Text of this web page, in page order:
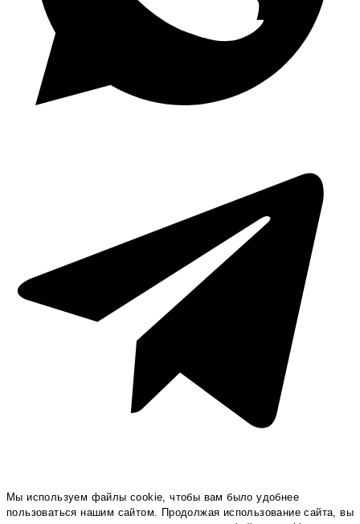
Мы используем файлы cookie, чтобы вам было удобнее
пользоваться нашим сайтом. Продолжая использование сайта, вы